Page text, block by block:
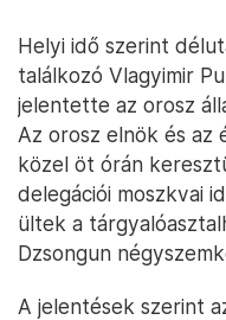
Helyi idő szerint
találkozó Vlagyimir
jelentette az orosz
Az orosz elnök és az
közel öt órán
delegációi moszkvai
ültek a
Dzsongun
A jelentések szerint